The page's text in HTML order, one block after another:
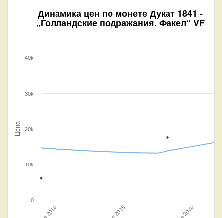
Динамика цен по монетеДукат 1841 -
„Голландские подражания. Факел“ VF
Цена
10k
20k
30k
40k
0